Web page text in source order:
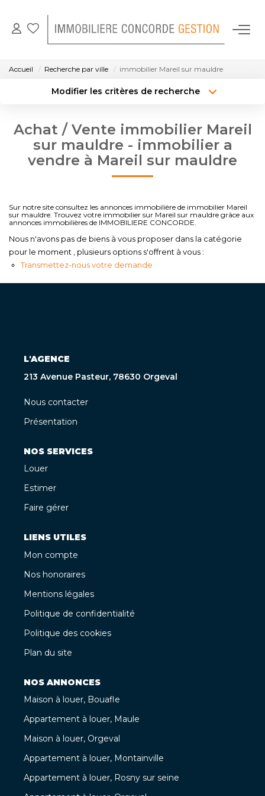
GESTION LOCATIVE
NOTRE AGENCE
CONTACT
Accueil Recherche par ville immobilier Mareil sur mauldre
Modifier les critères de recherche
Budget max
Plus de critères Créer une alerte
Achat / Vente immobilier Mareil
sur mauldre - immobilier a
vendre à Mareil sur mauldre
Sur notre site consultez les annonces immobilière de immobilier Mareil
sur mauldre. Trouvez votre immobilier sur Mareil sur mauldre grâce aux
annonces immobilières de IMMOBILIERE CONCORDE.
Nous n'avons pas de biens à vous proposer dans la catégorie
pour le moment , plusieurs options s'offrent à vous :
Transmettez-nous votre demande
L'AGENCE
213 Avenue Pasteur, 78630 Orgeval
Nous contacter
Présentation
NOS SERVICES
Louer
Estimer
Faire gérer
LIENS UTILES
Mon compte
Nos honoraires
Mentions légales
Politique de confidentialité
Politique des cookies
Plan du site
NOS ANNONCES
Maison à louer, Bouafle
Appartement à louer, Maule
Maison à louer, Orgeval
Appartement à louer, Montainville
Appartement à louer, Rosny sur seine